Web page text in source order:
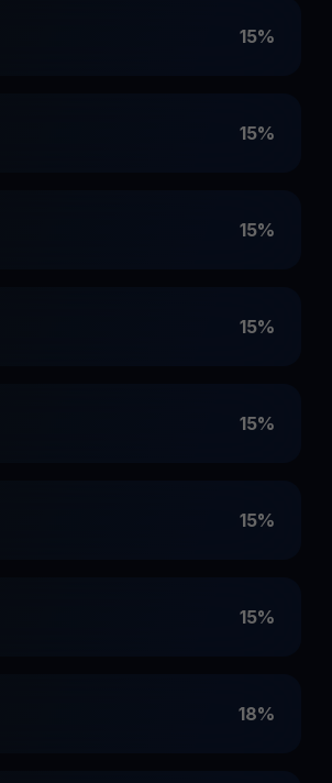
15%
15%
15%
15%
15%
15%
15%
18%